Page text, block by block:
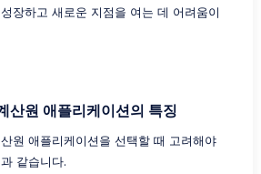
장하고 새로운 지점을 여는 데 어려움이
산원 애플리케이션의 특징
원 애플리케이션을 선택할 때 고려해야
같습니다.